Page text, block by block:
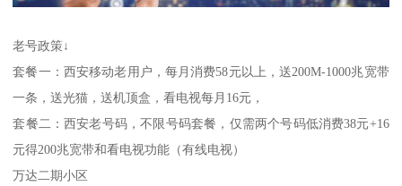
老号政策↓
套餐一：西安移动老用户，每月消费58元以上，送200M-1000兆宽带
一条，送光猫，送机顶盒，看电视每月16元，
套餐二：西安老号码，不限号码套餐，仅需两个号码低消费38元+16
元得200兆宽带和看电视功能（有线电视）
万达二期小区